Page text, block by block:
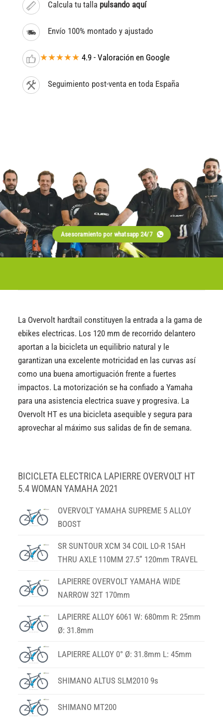
Calcula tu talla pulsando aquí
Envío 100% montado y ajustado
★★★★★ 4.9 - Valoración en Google
Seguimiento post-venta en toda España
Asesoramiento por whatsapp 24/7
La Overvolt hardtail constituyen la entrada a la gama de
ebikes electricas. Los 120 mm de recorrido delantero
aportan a la bicicleta un equilibrio natural y le
garantizan una excelente motricidad en las curvas así
como una buena amortiguación frente a fuertes
impactos. La motorización se ha confiado a Yamaha
para una asistencia electrica suave y progresiva. La
Overvolt HT es una bicicleta asequible y segura para
aprovechar al máximo sus salidas de fin de semana.
BICICLETA ELECTRICA LAPIERRE OVERVOLT HT
5.4 WOMAN YAMAHA 2021
OVERVOLT YAMAHA SUPREME 5 ALLOY
BOOST
SR SUNTOUR XCM 34 COIL LO-R 15AH
THRU AXLE 110MM 27.5” 120mm TRAVEL
LAPIERRE OVERVOLT YAMAHA WIDE
NARROW 32T 170mm
LAPIERRE ALLOY 6061 W: 680mm R: 25mm
Ø: 31.8mm
LAPIERRE ALLOY 0° Ø: 31.8mm L: 45mm
SHIMANO ALTUS SLM2010 9s
SHIMANO MT200